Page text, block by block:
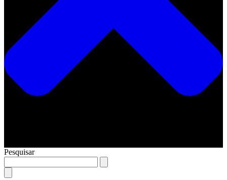
Pesquisar